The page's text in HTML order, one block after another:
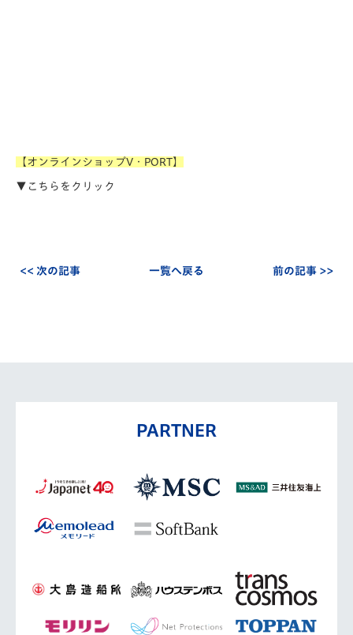
【オンラインショップV・PORT】
▼こちらをクリック
<< 次の記事 一覧へ戻る 前の記事 >>
PARTNER